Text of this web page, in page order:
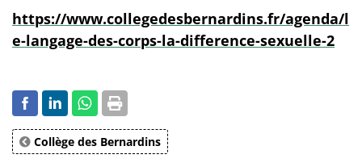
https://www.collegedesbernardins.fr/agenda/l
e-langage-des-corps-la-difference-sexuelle-2
Collège des Bernardins